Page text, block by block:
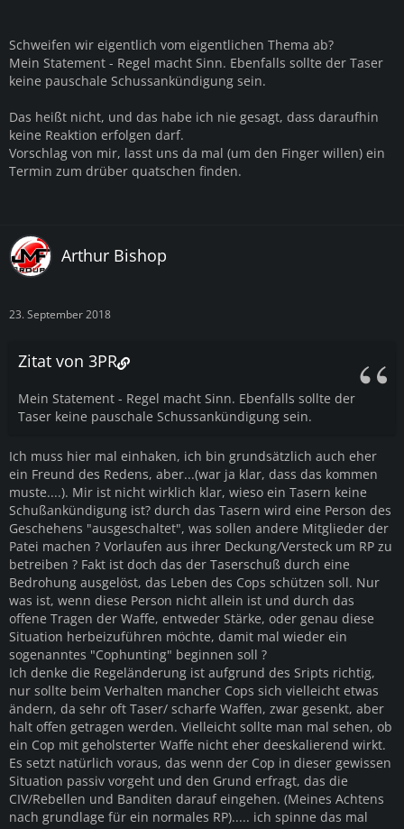
Schweifen wir eigentlich vom eigentlichen Thema ab?
Mein Statement - Regel macht Sinn. Ebenfalls sollte der Taser
keine pauschale Schussankündigung sein.
Das heißt nicht, und das habe ich nie gesagt, dass daraufhin
keine Reaktion erfolgen darf.
Vorschlag von mir, lasst uns da mal (um den Finger willen) ein
Termin zum drüber quatschen finden.
Arthur Bishop
23. September 2018
Zitat von 3PR
Mein Statement - Regel macht Sinn. Ebenfalls sollte der
Taser keine pauschale Schussankündigung sein.
Ich muss hier mal einhaken, ich bin grundsätzlich auch eher
ein Freund des Redens, aber...(war ja klar, dass das kommen
muste....). Mir ist nicht wirklich klar, wieso ein Tasern keine
Schußankündigung ist? durch das Tasern wird eine Person des
Geschehens "ausgeschaltet", was sollen andere Mitglieder der
Patei machen ? Vorlaufen aus ihrer Deckung/Versteck um RP zu
betreiben ? Fakt ist doch das der Taserschuß durch eine
Bedrohung ausgelöst, das Leben des Cops schützen soll. Nur
was ist, wenn diese Person nicht allein ist und durch das
offene Tragen der Waffe, entweder Stärke, oder genau diese
Situation herbeizuführen möchte, damit mal wieder ein
sogenanntes "Cophunting" beginnen soll ?
Ich denke die Regeländerung ist aufgrund des Sripts richtig,
nur sollte beim Verhalten mancher Cops sich vielleicht etwas
ändern, da sehr oft Taser/ scharfe Waffen, zwar gesenkt, aber
halt offen getragen werden. Vielleicht sollte man mal sehen, ob
ein Cop mit geholsterter Waffe nicht eher deeskalierend wirkt.
Es setzt natürlich voraus, das wenn der Cop in dieser gewissen
Situation passiv vorgeht und den Grund erfragt, das die
CIV/Rebellen und Banditen darauf eingehen. (Meines Achtens
nach grundlage für ein normales RP)..... ich spinne das mal